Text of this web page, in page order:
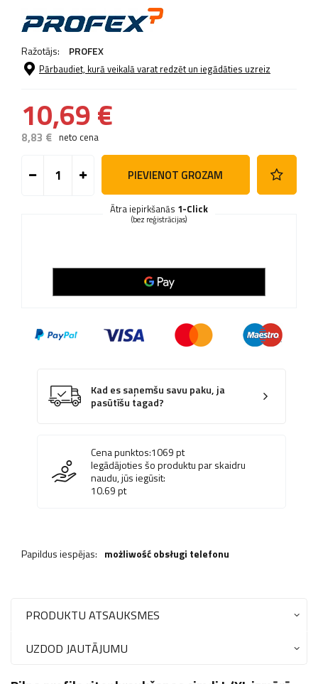
Ražotājs: PROFEX
Pārbaudiet, kurā veikalā varat redzēt un iegādāties uzreiz
10,69 €
8,83 € neto cena
PIEVIENOT GROZAM
Ātra iepirkšanās 1-Click
(bez reģistrācijas)
Kad es saņemšu savu paku, ja
pasūtīšu tagad?
Cena punktos:1069pt
Iegādājoties šo produktu par skaidru
naudu, jūs iegūsit:
10.69pt
Papildus iespējas: możliwość obsługi telefonu
PRODUKTU ATSAUKSMES
UZDOD JAUTĀJUMU